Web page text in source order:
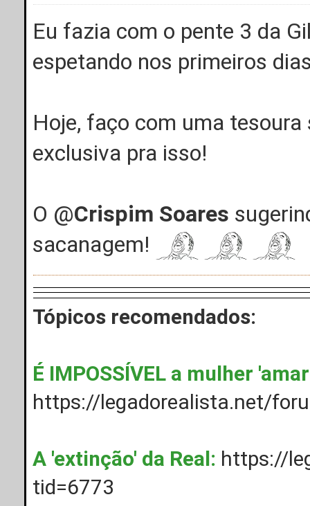
Eu fazia com o pente 3 da
espetando nos primeiros
Hoje, faço com uma
exclusiva pra isso!
O @Crispim Soares
sacanagem!
Tópicos recomendados:
É IMPOSSÍVEL a mulher
https://legadorealista.net/
A 'extinção' da Real: https://
tid=6773